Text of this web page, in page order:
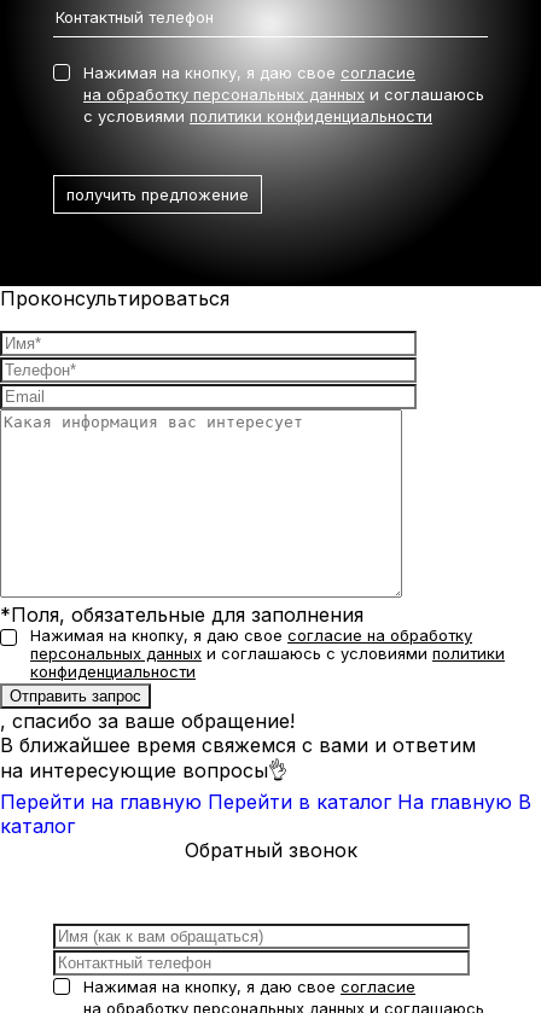
Нажимая на кнопку, я даю свое согласие
на обработку персональных данных и соглашаюсь
с условиями политики конфиденциальности
Проконсультироваться
*Поля, обязательные для заполнения
Нажимая на кнопку, я даю свое согласие на обработку
персональных данных и соглашаюсь с условиями политики
конфиденциальности
, спасибо за ваше обращение!
В ближайшее время свяжемся с вами и ответим
на интересующие вопросы👌
Перейти на главную Перейти в каталог На главную В
каталог
Обратный звонок
Нажимая на кнопку, я даю свое согласие
на обработку персональных данных и соглашаюсь